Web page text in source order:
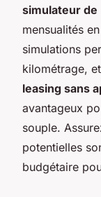
simulateur de
mensualités
simulations
kilométrage,
leasing sans
avantageux
souple.
potentielles
budgétaire